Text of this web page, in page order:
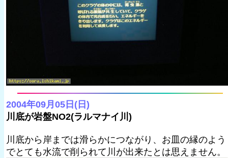
2004年09月05日(日)
川底が岩盤NO2(ラルマナイ川)
川底から岸までは滑らかにつながり、お皿の縁のよう
でとても水流で削られて川が出来たとは思えません。